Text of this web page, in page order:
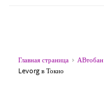
Главная страница АВтобан
Levorg в Токио